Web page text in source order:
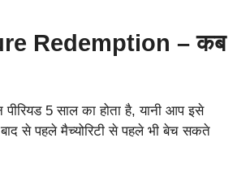
Redemption – कब
5 साल का होता है, यानी आप इसे
से पहले मैच्योरिटी से पहले भी बेच सकते